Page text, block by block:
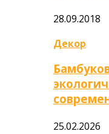
28.09.2018
Декор
25.02.2026